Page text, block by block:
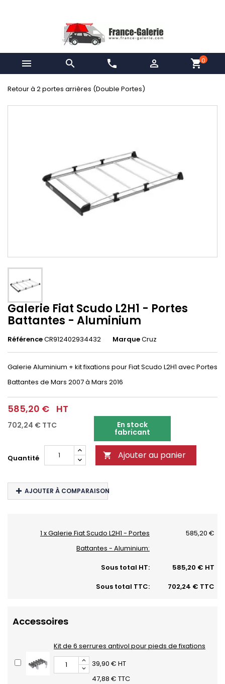
  phone  shopping_cart0
Retour à 2 portes arrières (Double Portes)
Galerie Fiat Scudo L2H1 - Portes
Battantes - Aluminium
RéférenceCR912402934432 MarqueCruz
Galerie Aluminium + kit fixations pourFiat Scudo L2H1 avec Portes
Battantes de Mars 2007 à Mars 2016
585,20 € HT
702,24 € TTC En stock
fabricant
Quantité  Ajouter au panier
AJOUTER À COMPARAISON
1 x Galerie Fiat Scudo L2H1 - Portes
Battantes - Aluminium:
585,20 €
Sous total HT:
585,20 € HT
Sous total TTC:
702,24 € TTC
Accessoires
Kit de 6 serrures antivol pour pieds de fixations
39,90 € HT
47,88 € TTC